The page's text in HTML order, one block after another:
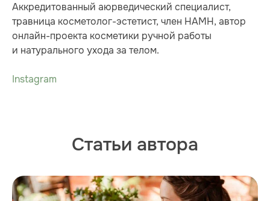
Аккредитованный аюрведический специалист,
травница косметолог-эстетист, член НАМН, автор
онлайн-проекта косметики ручной работы
и натурального ухода за телом.
Instagram
Статьи автора